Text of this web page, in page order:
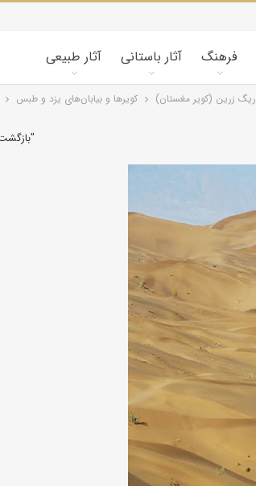
آثار طبیعی آثار باستانی فرهنگ
کویرها و بیابان‌های یزد و طبس ریگ زرین (کویر مغستان)
بازگشت به "ریگ زرین (کویر مغستان)"